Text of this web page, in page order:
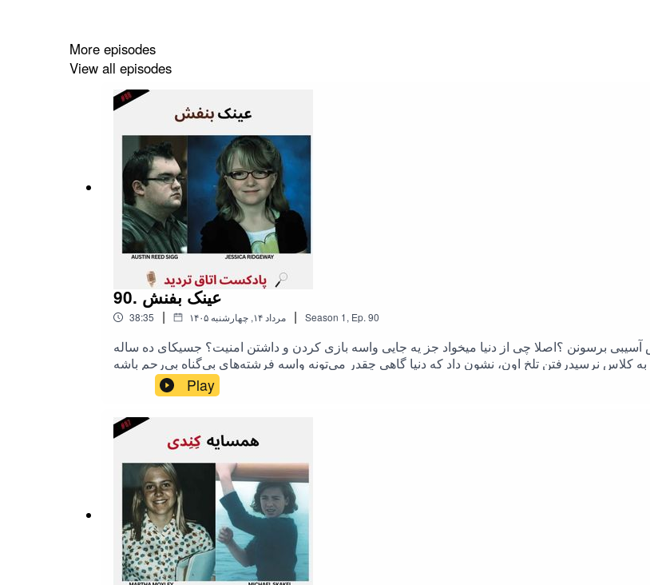
More episodes
View all episodes
90. عینک بفنش
38:35 | ۱۴۰۵ مرداد ۱۴, چهارشنبه | Season 1, Ep. 90
برسونن ؟اصلا چی از دنیا میخواد جز یه جایی واسه بازی کردن و داشتن امنیت؟ جسیکای ده ساله
نرسیدرفتنِ تلخ اون، نشون داد که دنیا گاهی چقدر می‌تونه واسه فرشته‌های بی‌گناه بی‌رحم باشه
Play